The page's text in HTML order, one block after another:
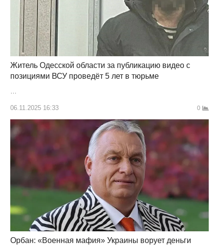
Житель Одесской области за публикацию видео с
позициями ВСУ проведёт 5 лет в тюрьме
…
06.11.2025 16:33 0
Орбан: «Военная мафия» Украины ворует деньги